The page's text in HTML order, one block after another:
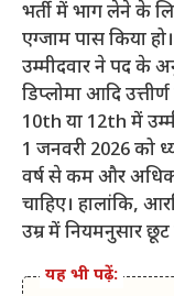
भर्ती में भाग लेने के
एग्जाम पास किया हो।
उम्मीदवार ने पद के
डिप्लोमा आदि उत्तीर्ण
10th या 12th में
1 जनवरी 2026 को
वर्ष से कम और
चाहिए। हालांकि,
उम्र में नियमनुसार छूट
यह भी पढ़ें: